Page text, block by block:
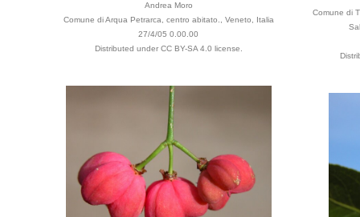
Andrea Moro
Comune di Arqua Petrarca, centro abitato., Veneto, Italia
27/4/05 0.00.00
Distributed under CC BY-SA 4.0 license.
Comune di